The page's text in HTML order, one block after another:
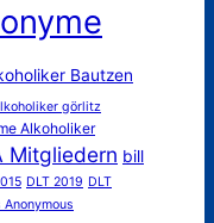
Bautzen
görlitz
Alkoholiker
Mitgliedern bill
DLT 2019 DLT
Anonymous